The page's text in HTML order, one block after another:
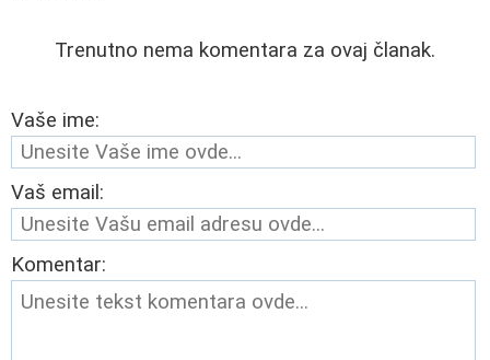
Trenutno nema komentara za ovaj članak.
Vaše ime:
Vaš email:
Komentar: